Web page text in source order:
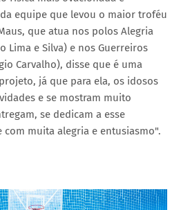
equipe que levou o maior troféu
que atua nos polos Alegria
Lima e Silva) e nos Guerreiros
Carvalho), disse que é uma
já que para ela, os idosos
e se mostram muito
se dedicam a esse
muita alegria e entusiasmo".